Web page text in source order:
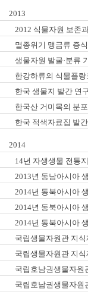
2013
2012 식물자원 보존
단계2차년도)
멸종위기 맹금류 증
생물자원 발굴·분류
도)
한강하류의 식물플
한국 생물지 발간 연
한국산 거미목의 분
한국 적색자료집 발
2014
14년 자생생물 전통
대, 충남지역 Ⅱ - 계
2013년 동남아시아
2014년 동북아시아
2014년 동북아시아
동북아시아 분포현황
2014년 동북아시아
전정책지원 전략보고
국립생물자원관 지
국립생물자원관 지
국립호남권생물자원
국립호남권생물자원